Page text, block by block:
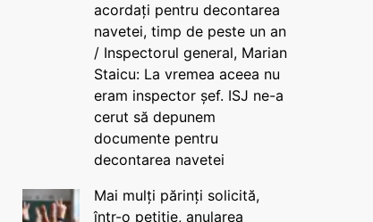
acordați pentru decontarea
navetei, timp de peste un an
/ Inspectorul general, Marian
Staicu: La vremea aceea nu
eram inspector șef. ISJ ne-a
cerut să depunem
documente pentru
decontarea navetei
Mai mulți părinți solicită,
într-o petiție, anularea